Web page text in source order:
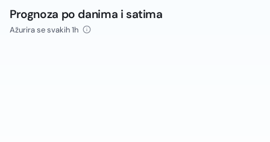
Prognoza po danima i satima
Ažurira se svakih 1h